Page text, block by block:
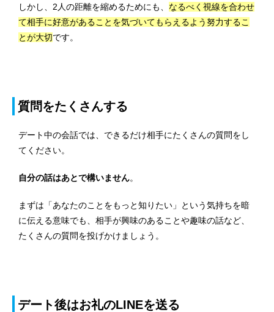
しかし、2人の距離を縮めるためにも、 なるべく視線を合わせ
て相手に好意があることを気づいてもらえるよう努力するこ
とが大切です。
質問をたくさんする
デート中の会話では、できるだけ相手にたくさんの質問をし
てください。
自分の話はあとで構いません。
まずは「あなたのことをもっと知りたい」という気持ちを暗
に伝える意味でも、相手が興味のあることや趣味の話など、
たくさんの質問を投げかけましょう。
デート後はお礼のLINEを送る